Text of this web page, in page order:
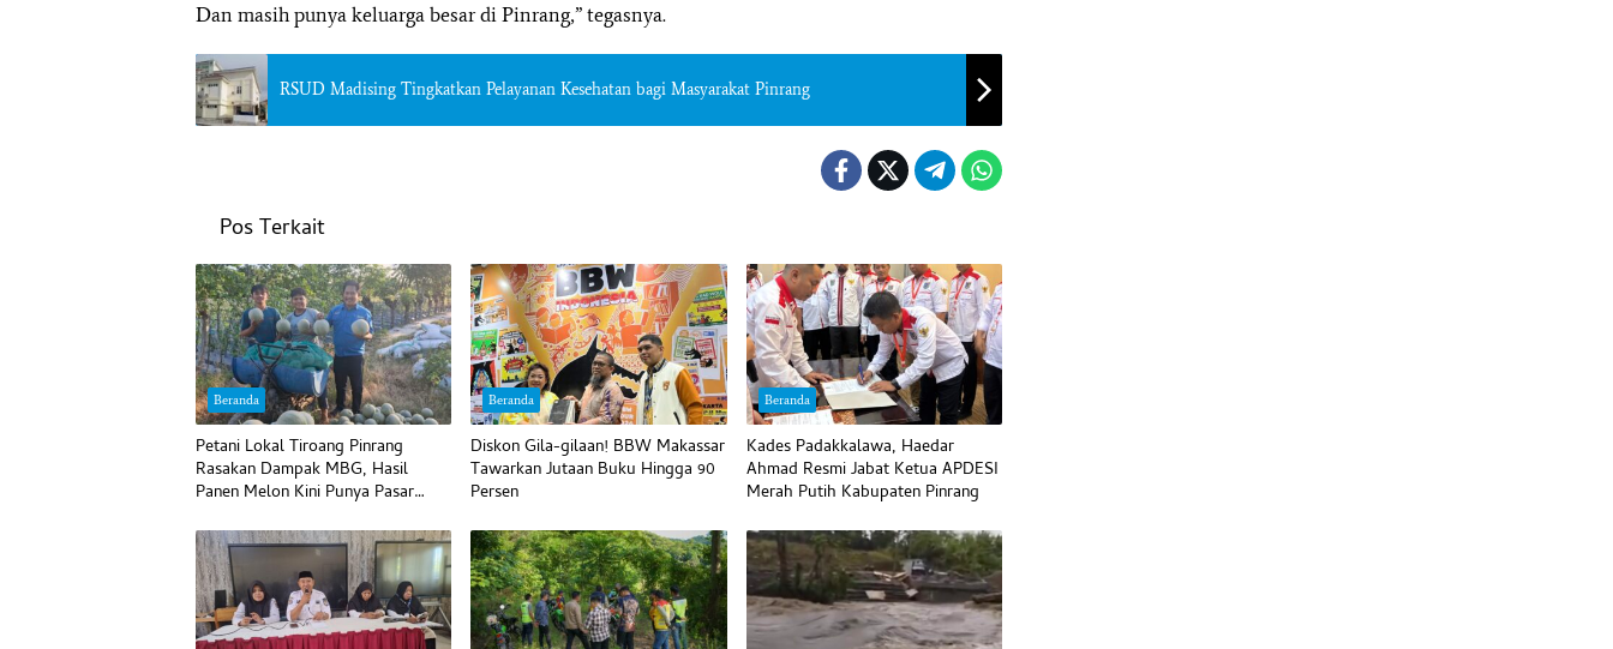
Dan masih punya keluarga besar di Pinrang,” tegasnya.
RSUD Madising Tingkatkan Pelayanan Kesehatan bagi Masyarakat Pinrang
Pos Terkait
Beranda
Petani Lokal Tiroang Pinrang
Rasakan Dampak MBG, Hasil
Panen Melon Kini Punya Pasar
Beranda
Diskon Gila-gilaan! BBW Makassar
Tawarkan Jutaan Buku Hingga 90
Persen
Beranda
Kades Padakkalawa, Haedar
Ahmad Resmi Jabat Ketua APDESI
Merah Putih Kabupaten Pinrang